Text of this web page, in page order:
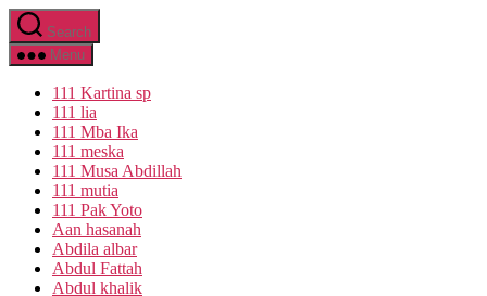
Skip
to
the
Search
Menu
111 Kartina sp
111 lia
111 Mba Ika
111 meska
111 Musa Abdillah
111 mutia
111 Pak Yoto
Aan hasanah
Abdila albar
Abdul Fattah
Abdul khalik